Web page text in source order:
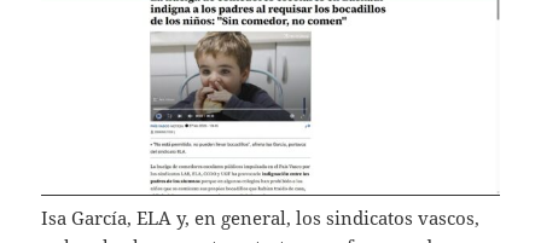
Isa García, ELA y, en general, los sindicatos vascos,